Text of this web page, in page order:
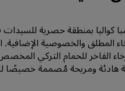
كواليا بمنطقة حصرية
المطلق والخصوصية الإضافية.
الفاخر للحمام التركي
هادئة ومريحة مُصممة خصيصًا